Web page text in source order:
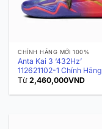
CHÍNH HÃNG MỚI 100%
Anta Kai 3 ‘432Hz’
112621102-1 Chính Hãng
Từ2,460,000VND